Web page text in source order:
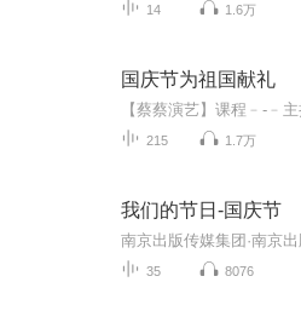
14 1.6万
国庆节为祖国献礼
215 1.7万
我们的节日-国庆节
35 8076